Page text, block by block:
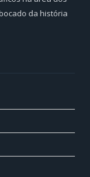
da história